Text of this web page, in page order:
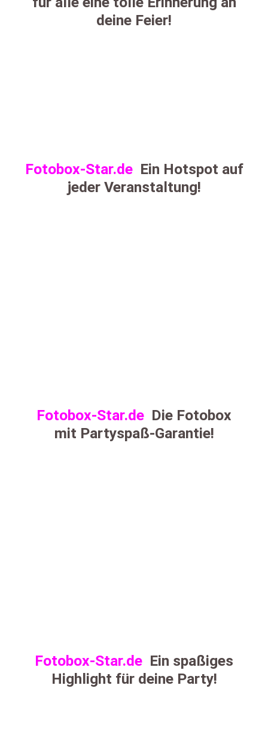
deine Feier!
Fotobox-Star.de Ein Hotspot auf
jeder Veranstaltung!
Fotobox-Star.de Die Fotobox
mit Partyspaß-Garantie!
Fotobox-Star.de Ein spaßiges
Highlight für deine Party!